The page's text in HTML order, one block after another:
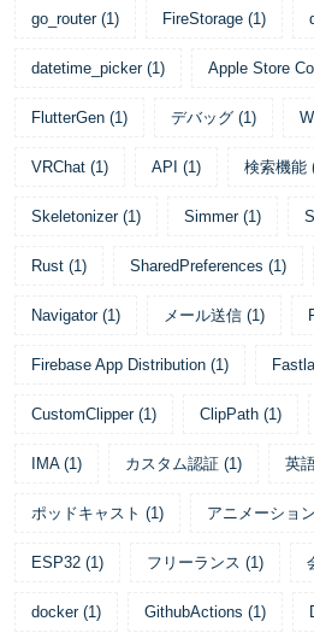
go_router (1) FireStorage (1)
datetime_picker (1) Apple Store
FlutterGen (1) デバッグ (1)
VRChat (1) API (1) 検索機能
Skeletonizer (1) Simmer (1)
Rust (1) SharedPreferences (1)
Navigator (1) メール送信 (1)
Firebase App Distribution (1)
CustomClipper (1) ClipPath (1)
IMA (1) カスタム認証 (1) 英
ポッドキャスト (1) アニメーション
ESP32 (1) フリーランス (1)
docker (1) GithubActions (1)